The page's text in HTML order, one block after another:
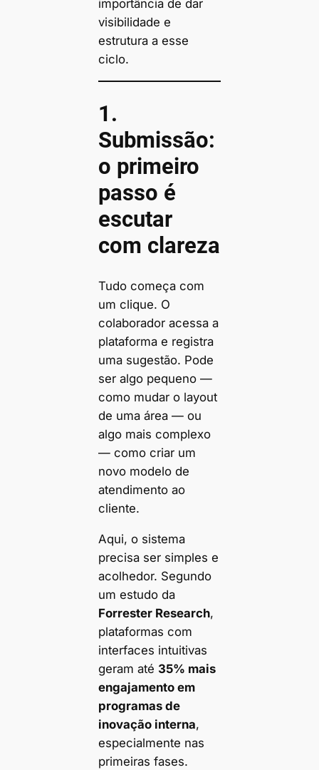
importância de dar
visibilidade e
estrutura a esse
ciclo.
1.
Submissão:
o primeiro
passo é
escutar
com clareza
Tudo começa com
um clique. O
colaborador acessa a
plataforma e registra
uma sugestão. Pode
ser algo pequeno —
como mudar o layout
de uma área — ou
algo mais complexo
— como criar um
novo modelo de
atendimento ao
cliente.
Aqui, o sistema
precisa ser simples e
acolhedor. Segundo
um estudo da
Forrester Research,
plataformas com
interfaces intuitivas
geram até 35% mais
engajamento em
programas de
inovação interna,
especialmente nas
primeiras fases.